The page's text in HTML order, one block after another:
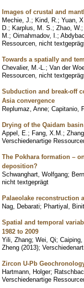
Images of crustal and
Mechie, J. ; Kind, R. ; Yuan,
D. ; Karplus, M. S. ; Zhao, W.
M. ; Oimahmadov, I. ;
Ressourcen, nicht
Towards a spatially and
Chevalier, M.-L. ; Van der
Ressourcen, nicht
Subduction and break-off
Asia convergence
Replumaz, Anne; Capitanio,
Drying of the Qaidam
Appel, E. ; Fang, X.M. ;
Verschiedenartige
The Pokhara formation –
deposition?
Schwanghart, Wolfgang;
nicht textgeprägt
Palaeolake reconstruction
Nag, Debarati; Phartiyal,
Spatial and temporal
1982 to 2009
Yili, Zhang; Wei, Qi; Caiping,
Zheng (2013);
Zircon U-Pb
Hartmann, Holger;
Verschiedenartige